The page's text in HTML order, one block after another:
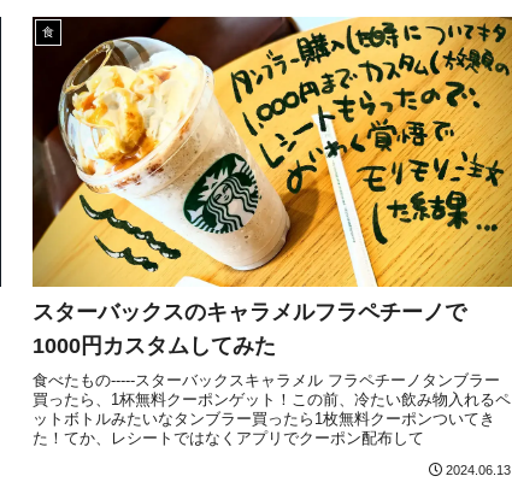
食
スターバックスのキャラメルフラペチーノで
1000円カスタムしてみた
食べたもの-----スターバックスキャラメル フラペチーノタンブラー
買ったら、1杯無料クーポンゲット！この前、冷たい飲み物入れるペ
ットボトルみたいなタンブラー買ったら1枚無料クーポンついてき
た！てか、レシートではなくアプリでクーポン配布して
2024.06.13